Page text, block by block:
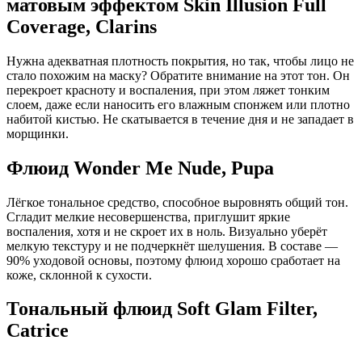
матовым эффектом Skin Illusion Full
Coverage, Clarins
Нужна адекватная плотность покрытия, но так, чтобы лицо не
стало похожим на маску? Обратите внимание на этот тон. Он
перекроет красноту и воспаления, при этом ляжет тонким
слоем, даже если наносить его влажным спонжем или плотно
набитой кистью. Не скатывается в течение дня и не западает в
морщинки.
Флюид Wonder Me Nude, Pupa
Лёгкое тональное средство, способное выровнять общий тон.
Сгладит мелкие несовершенства, приглушит яркие
воспаления, хотя и не скроет их в ноль. Визуально уберёт
мелкую текстуру и не подчеркнёт шелушения. В составе —
90% уходовой основы, поэтому флюид хорошо сработает на
коже, склонной к сухости.
Тональный флюид Soft Glam Filter,
Catrice